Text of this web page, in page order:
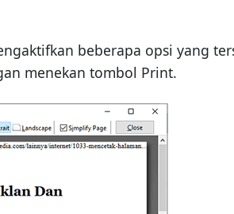
beberapa opsi yang
menekan tombol Print.